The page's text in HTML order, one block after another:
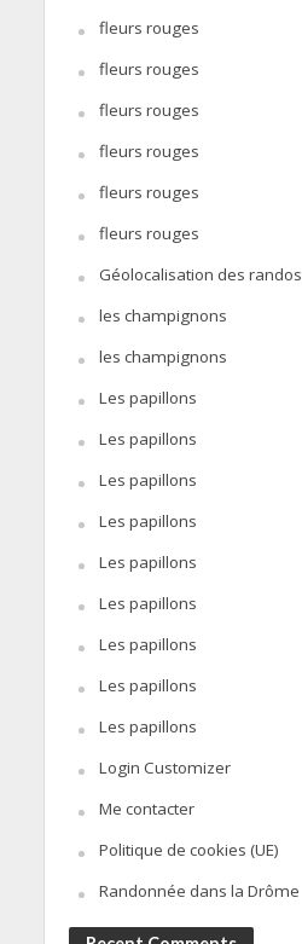
fleurs rouges
fleurs rouges
fleurs rouges
fleurs rouges
fleurs rouges
fleurs rouges
Géolocalisation des randos
les champignons
les champignons
Les papillons
Les papillons
Les papillons
Les papillons
Les papillons
Les papillons
Les papillons
Les papillons
Les papillons
Login Customizer
Me contacter
Politique de cookies (UE)
Randonnée dans la Drôme